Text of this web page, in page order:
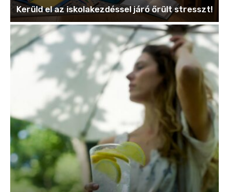
Kerüld el az iskolakezdéssel járó őrült stresszt!